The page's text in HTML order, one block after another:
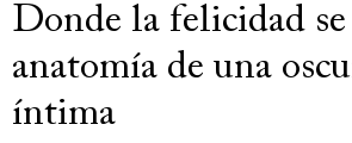
Donde la felicidad
anatomía de una
íntima